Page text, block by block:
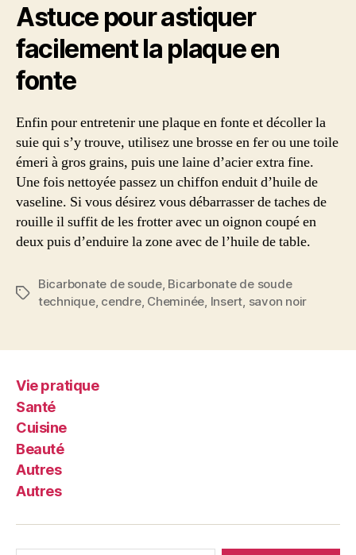
Astuce pour astiquer
facilement la plaque en
fonte
Enfin pour entretenir une plaque en fonte et décoller la
suie qui s’y trouve, utilisez une brosse en fer ou une toile
émeri à gros grains, puis une laine d’acier extra fine.
Une fois nettoyée passez un chiffon enduit d’huile de
vaseline. Si vous désirez vous débarrasser de taches de
rouille il suffit de les frotter avec un oignon coupé en
deux puis d’enduire la zone avec de l’huile de table.
Étiquettes
Bicarbonate de soude, Bicarbonate de soude
technique, cendre, Cheminée Insert savon noir
Vie pratique
Santé
Cuisine
Beauté
Autres
Autres